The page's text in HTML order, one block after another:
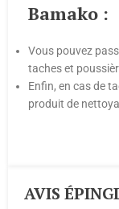
Bamako :
Vous pouvez
taches et
Enfin, en cas de
produit de
AVIS